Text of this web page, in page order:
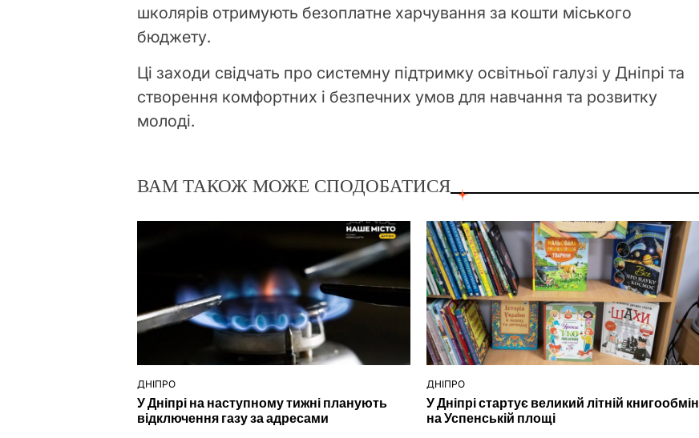
школярів отримують безоплатне харчування за кошти міського
бюджету.
Ці заходи свідчать про системну підтримку освітньої галузі у Дніпрі та
створення комфортних і безпечних умов для навчання та розвитку
молоді.
ВАМ ТАКОЖ МОЖЕ СПОДОБАТИСЯ
ОПУБЛІКУВАТИ
У
ДНІПРО
У Дніпрі на наступному тижні планують
відключення газу за адресами
ОПУБЛІКУВАТИ
У
ДНІПРО
У Дніпрі стартує великий літній книгообмін
на Успенській площі